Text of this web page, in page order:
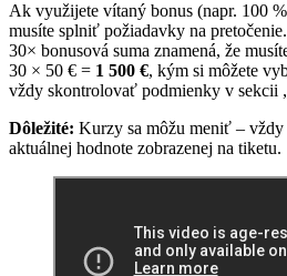
Ak využijete vítaný bonus (napr. 100
musíte splniť požiadavky na
30× bonusová suma znamená, že
30 × 50 € = 1 500 €, kým si môžete
vždy skontrolovať podmienky v sekcii
Dôležité: Kurzy sa môžu meniť – vždy
aktuálnej hodnote zobrazenej na tiketu.